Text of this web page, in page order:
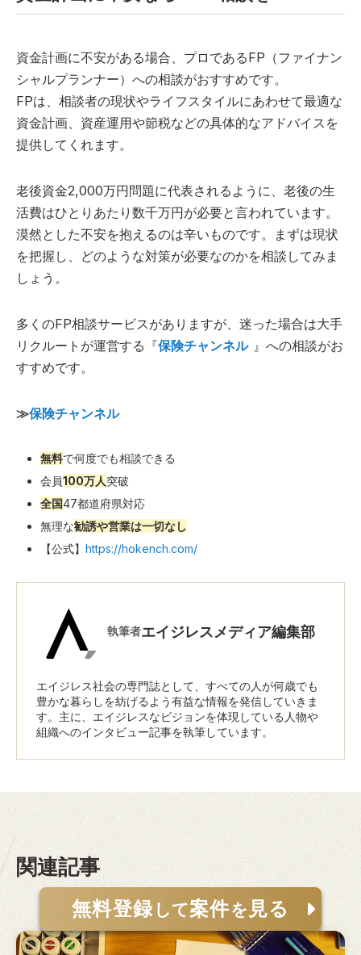
資金計画に不安がある場合、プロであるFP（ファイナン
シャルプランナー）への相談がおすすめです。
FPは、相談者の現状やライフスタイルにあわせて最適な
資金計画、資産運用や節税などの具体的なアドバイスを
提供してくれます。
老後資金2,000万円問題に代表されるように、老後の生
活費はひとりあたり数千万円が必要と言われています。
漠然とした不安を抱えるのは辛いものです。まずは現状
を把握し、どのような対策が必要なのかを相談してみま
しょう。
多くのFP相談サービスがありますが、迷った場合は大手
リクルートが運営する『保険チャンネル 』への相談がお
すすめです。
≫保険チャンネル
無料で何度でも相談できる
会員100万人突破
全国47都道府県対応
無理な勧誘や営業は一切なし
【公式】 https://hokench.com/
執筆者エイジレスメディア編集部
エイジレス社会の専門誌として、すべての人が何歳でも
豊かな暮らしを紡げるよう有益な情報を発信していきま
す。主に、エイジレスなビジョンを体現している人物や
組織へのインタビュー記事を執筆しています。
関連記事
無料登録 して案件を 見る